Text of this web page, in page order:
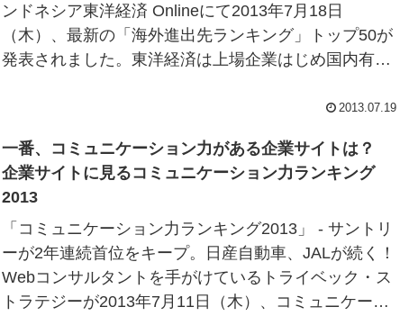
ンドネシア東洋経済 Onlineにて2013年7月18日
（木）、最新の「海外進出先ランキング」トップ50が
発表されました。東洋経済は上場企業はじめ国内有力
2013.07.19
一番、コミュニケーション力がある企業サイトは？
企業サイトに見るコミュニケーション力ランキング
2013
「コミュニケーション力ランキング2013」 - サントリ
ーが2年連続首位をキープ。日産自動車、JALが続く！
Webコンサルタントを手がけているトライベック・ス
トラテジーが2013年7月11日（木）、コミュニケーシ